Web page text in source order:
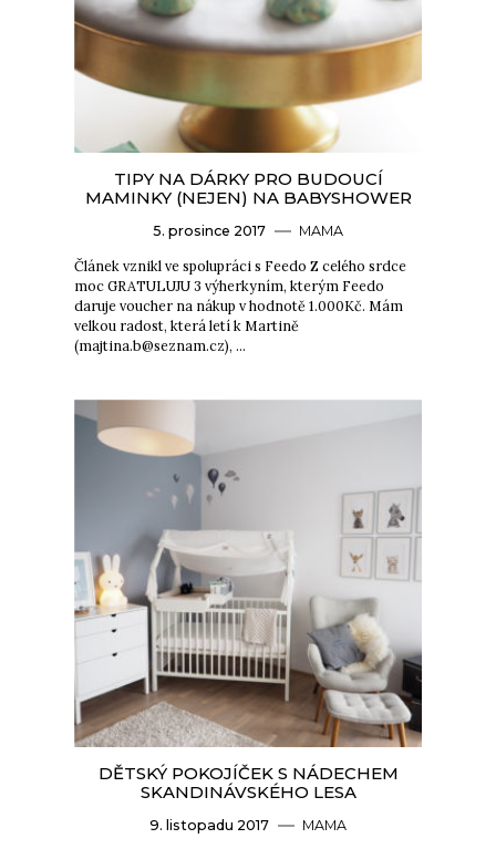
TIPY NA DÁRKY PRO BUDOUCÍ
MAMINKY (NEJEN) NA BABYSHOWER
5. prosince 2017 MAMA
Článek vznikl ve spolupráci s Feedo Z celého srdce
moc GRATULUJU 3 výherkyním, kterým Feedo
daruje voucher na nákup v hodnotě 1.000Kč. Mám
velkou radost, která letí k Martině
(majtina.b@seznam.cz), …
DĚTSKÝ POKOJÍČEK S NÁDECHEM
SKANDINÁVSKÉHO LESA
9. listopadu 2017 MAMA